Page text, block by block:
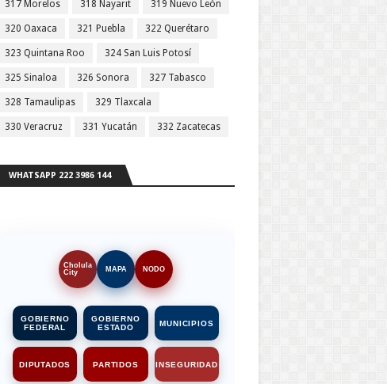
317 Morelos 318 Nayarit 319 Nuevo León
320 Oaxaca 321 Puebla 322 Querétaro
323 Quintana Roo 324 San Luis Potosí
325 Sinaloa 326 Sonora 327 Tabasco
328 Tamaulipas 329 Tlaxcala
330 Veracruz 331 Yucatán 332 Zacatecas
WHATSAPP 222 3986 144
Cholula
City
MAPA NODO
GOBIERNO
FEDERAL
GOBIERNO
ESTADO
MUNICIPIOS
DIPUTADOS PARTIDOS INSEGURIDAD